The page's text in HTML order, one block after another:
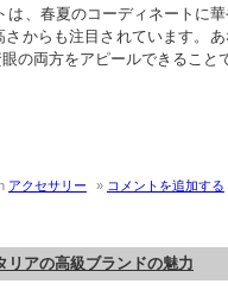
、春夏のコーディネートに
からも注目されています。
の両方をアピールできること
アクセサリー コメントを追加する
リアの高級ブランドの魅力